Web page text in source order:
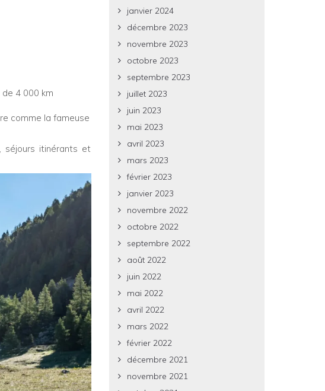
4 000 km
comme la fameuse
séjours itinérants et
janvier 2024
décembre 2023
novembre 2023
octobre 2023
septembre 2023
juillet 2023
juin 2023
mai 2023
avril 2023
mars 2023
février 2023
janvier 2023
novembre 2022
octobre 2022
septembre 2022
août 2022
juin 2022
mai 2022
avril 2022
mars 2022
février 2022
décembre 2021
novembre 2021